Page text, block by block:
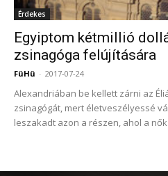
Érdekes
Egyiptom kétmillió
zsinagóga felújítására
FüHü - 2017-07-24
Alexandriában be kellett zárni az
zsinagógát, mert életveszélyessé
leszakadt azon a részen, ahol a